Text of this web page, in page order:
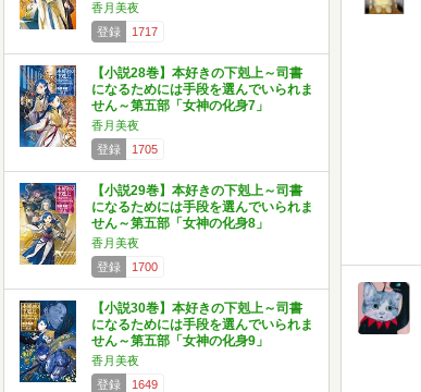
香月美夜
登録
1717
【小説28巻】本好きの下剋上～司書
になるためには手段を選んでいられま
せん～第五部「女神の化身7」
香月美夜
登録
1705
【小説29巻】本好きの下剋上～司書
になるためには手段を選んでいられま
せん～第五部「女神の化身8」
香月美夜
登録
1700
【小説30巻】本好きの下剋上～司書
になるためには手段を選んでいられま
せん～第五部「女神の化身9」
香月美夜
登録
1649